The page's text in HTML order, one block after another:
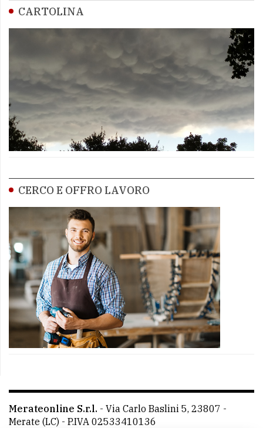
CARTOLINA
CERCO E OFFRO LAVORO
Merateonline S.r.l. - Via Carlo Baslini 5, 23807 -
Merate (LC) - P.IVA 02533410136